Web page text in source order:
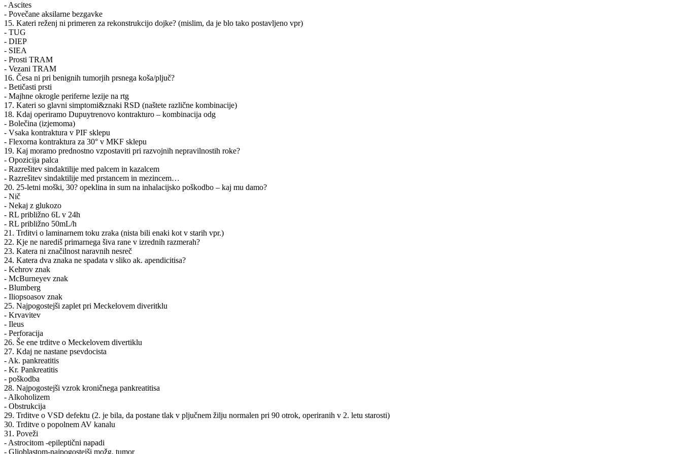
- Ascites
- Povečane aksilarne bezgavke
15. Kateri reženj ni primeren za rekonstrukcijo dojke? (mislim, da je blo tako postavljeno vpr)
- TUG
- DIEP
- SIEA
- Prosti TRAM
- Vezani TRAM
16. Česa ni pri benignih tumorjih prsnega koša/pljuč?
- Betičasti prsti
- Majhne okrogle periferne lezije na rtg
17. Kateri so glavni simptomi&znaki RSD (naštete različne kombinacije)
18. Kdaj operiramo Dupuytrenovo kontrakturo – kombinacija odg
- Bolečina (izjemoma)
- Vsaka kontraktura v PIF sklepu
- Flexorna kontraktura za 30° v MKF sklepu
19. Kaj moramo prednostno vzpostaviti pri razvojnih nepravilnostih roke?
- Opozicija palca
- Razrešitev sindaktilije med palcem in kazalcem
- Razrešitev sindaktilije med prstancem in mezincem…
20. 25-letni moški, 30? opeklina in sum na inhalacijsko poškodbo – kaj mu damo?
- Nič
- Nekaj z glukozo
- RL približno 6L v 24h
- RL približno 50mL/h
21. Trditvi o laminarnem toku zraka (nista bili enaki kot v starih vpr.)
22. Kje ne narediš primarnega šiva rane v izrednih razmerah?
23. Katera ni značilnost naravnih nesreč
24. Katera dva znaka ne spadata v sliko ak. apendicitisa?
- Kehrov znak
- McBurneyev znak
- Blumberg
- Iliopsoasov znak
25. Najpogostejši zaplet pri Meckelovem diveritklu
- Krvavitev
- Ileus
- Perforacija
26. Še ene trditve o Meckelovem divertiklu
27. Kdaj ne nastane psevdocista
- Ak. pankreatitis
- Kr. Pankreatitis
- poškodba
28. Najpogostejši vzrok kroničnega pankreatitisa
- Alkoholizem
- Obstrukcija
29. Trditve o VSD defektu (2. je bila, da postane tlak v pljučnem žilju normalen pri 90 otrok, operiranih v 2. letu starosti)
30. Trditve o popolnem AV kanalu
31. Poveži
- Astrocitom ​​​​-epileptični napadi
- Glioblastom​​​​-najpogostejši možg. tumor